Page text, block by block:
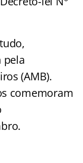
pela
(AMB).
comemoram